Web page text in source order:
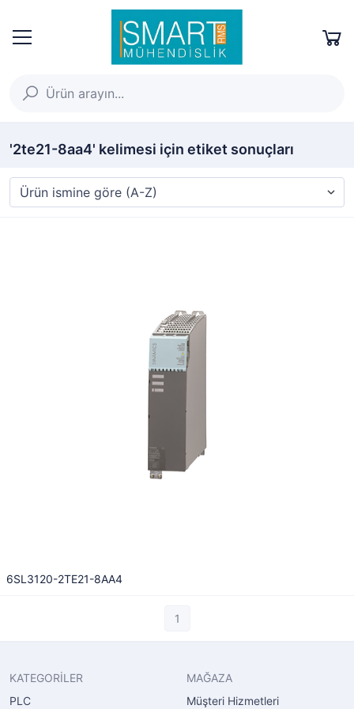
'2te21-8aa4' kelimesi için etiket sonuçları
6SL3120-2TE21-8AA4
1
KATEGORİLER
PLC
MAĞAZA
Müşteri Hizmetleri